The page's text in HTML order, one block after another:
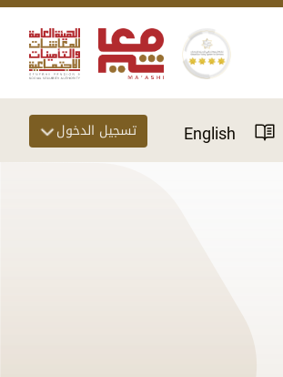
English تسجيل الدخول